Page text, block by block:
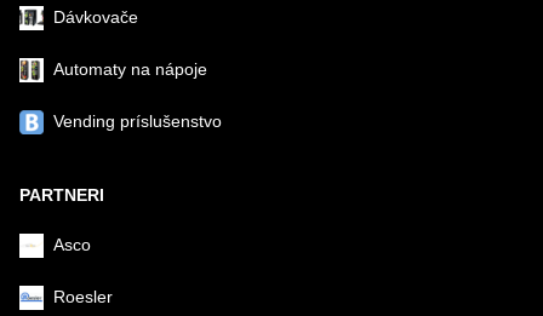
Dávkovače
Automaty na nápoje
Vending príslušenstvo
PARTNERI
Asco
Roesler